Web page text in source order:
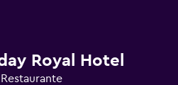
Royal Hotel